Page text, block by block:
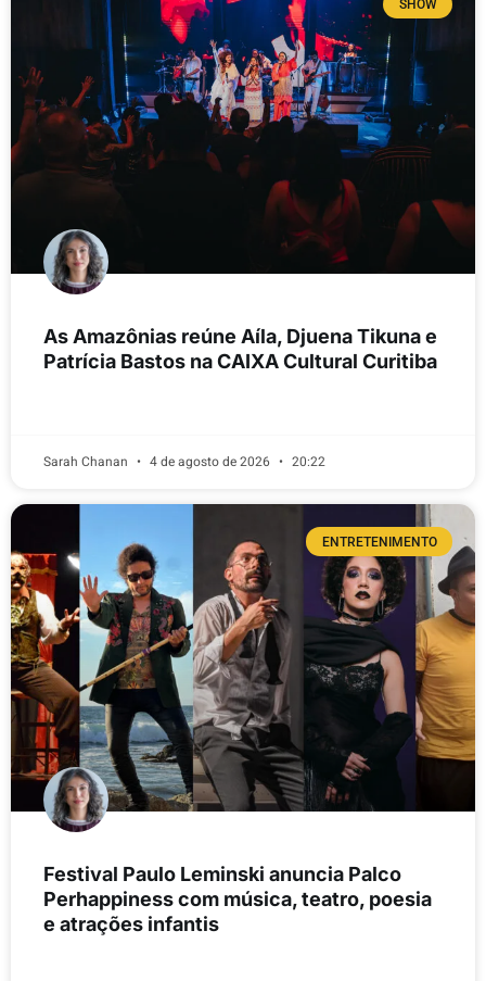
SHOW
As Amazônias reúne Aíla, Djuena Tikuna e
Patrícia Bastos na CAIXA Cultural Curitiba
Sarah Chanan 4 de agosto de 2026 20:22
ENTRETENIMENTO
Festival Paulo Leminski anuncia Palco
Perhappiness com música, teatro, poesia
e atrações infantis